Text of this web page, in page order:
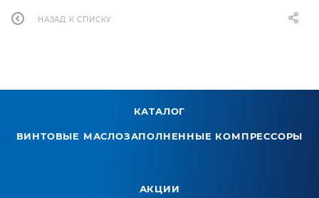
НАЗАД К СПИСКУ
КАТАЛОГ
ВИНТОВЫЕ МАСЛОЗАПОЛНЕННЫЕ КОМПРЕССОРЫ
АКЦИИ